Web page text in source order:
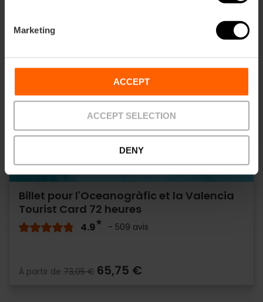
Marketing
ACCEPT
ACCEPT SELECTION
DENY
Billet pour l'Oceanogràfic et la Valencia
Tourist Card 72 heures
4.9 - 509 avis
À partir de 73,05 € 65,75 €